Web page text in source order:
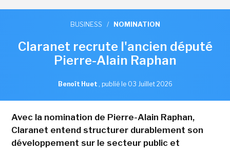
BUSINESS / NOMINATION
Claranet recrute l'ancien député
Pierre-Alain Raphan
Benoît Huet , publié le 03 Juillet 2026
Avec la nomination de Pierre-Alain Raphan,
Claranet entend structurer durablement son
développement sur le secteur public et